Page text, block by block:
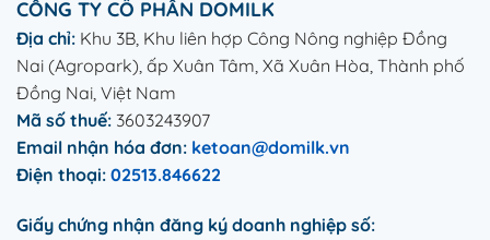
CÔNG TY CỔ PHẦN DOMILK
Địa chỉ: Khu 3B, Khu liên hợp Công Nông nghiệp Đồng
Nai (Agropark), ấp Xuân Tâm, Xã Xuân Hòa, Thành phố
Đồng Nai, Việt Nam
Mã số thuế: 3603243907
Email nhận hóa đơn: ketoan@domilk.vn
Điện thoại: 02513.846622
Giấy chứng nhận đăng ký doanh nghiệp số: